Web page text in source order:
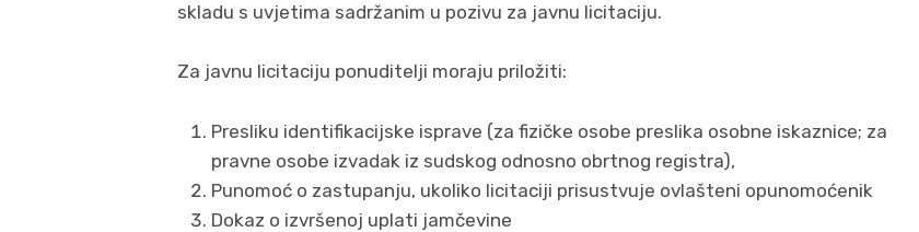
skladu s uvjetima sadržanim u pozivu za javnu licitaciju.
Za javnu licitaciju ponuditelji moraju priložiti:
Presliku identifikacijske isprave (za fizičke osobe preslika osobne iskaznice; za
pravne osobe izvadak iz sudskog odnosno obrtnog registra),
Punomoć o zastupanju, ukoliko licitaciji prisustvuje ovlašteni opunomoćenik
Dokaz o izvršenoj uplati jamčevine